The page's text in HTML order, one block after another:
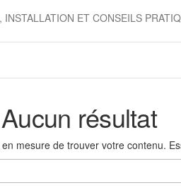
ET CONSEILS
Aucun résultat
mesure de trouver votre contenu.